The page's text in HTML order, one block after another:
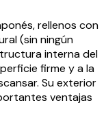
rellenos con
(sin ningún
interna del
firme y a la
Su exterior
ventajas